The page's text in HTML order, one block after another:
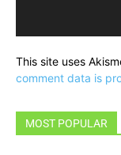
This site uses
comment data is
MOST POPULAR